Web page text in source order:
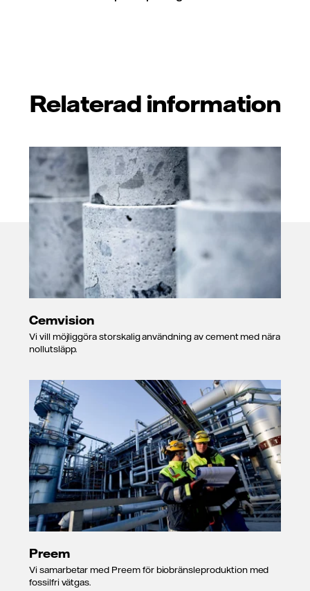
Relaterad information
Cemvision
Vi vill möjliggöra storskalig användning av cement med nära
nollutsläpp.
Preem
Vi samarbetar med Preem för biobränsleproduktion med
fossilfri vätgas.